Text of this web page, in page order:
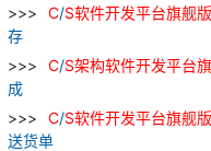
C/S软件开发平台旗舰版
存
C/S架构软件开发平台
成
C/S软件开发平台旗舰版
送货单